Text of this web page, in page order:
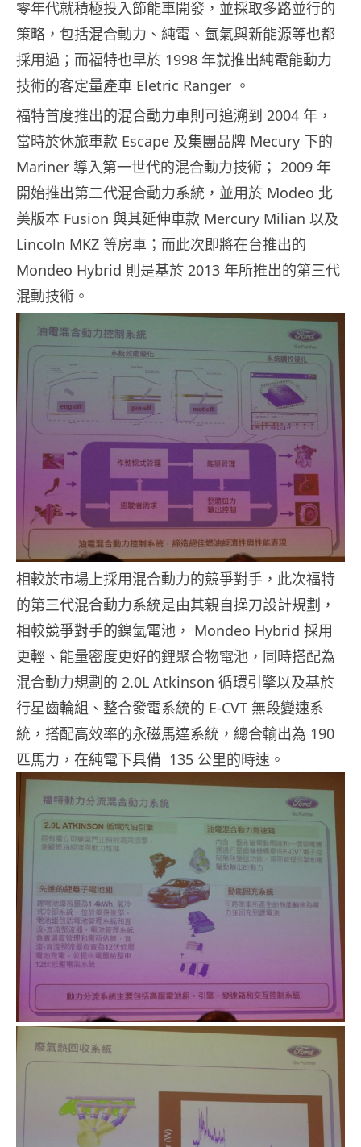
零年代就積極投入節能車開發，並採取多路並行的
策略，包括混合動力、純電、氫氣與新能源等也都
採用過；而福特也早於 1998 年就推出純電能動力
技術的客定量產車 Eletric Ranger 。
福特首度推出的混合動力車則可追溯到 2004 年，
當時於休旅車款 Escape 及集團品牌 Mecury 下的
Mariner 導入第一世代的混合動力技術； 2009 年
開始推出第二代混合動力系統，並用於 Modeo 北
美版本 Fusion 與其延伸車款 Mercury Milian 以及
Lincoln MKZ 等房車；而此次即將在台推出的
Mondeo Hybrid 則是基於 2013 年所推出的第三代
混動技術。
相較於市場上採用混合動力的競爭對手，此次福特
的第三代混合動力系統是由其親自操刀設計規劃，
相較競爭對手的鎳氫電池， Mondeo Hybrid 採用
更輕、能量密度更好的鋰聚合物電池，同時搭配為
混合動力規劃的 2.0L Atkinson 循環引擎以及基於
行星齒輪組、整合發電系統的 E-CVT 無段變速系
統，搭配高效率的永磁馬達系統，總合輸出為 190
匹馬力，在純電下具備 135 公里的時速。